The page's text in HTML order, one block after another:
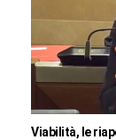
Viabilità, le